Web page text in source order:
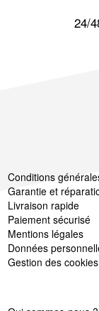
24/
Conditions
Garantie et
Livraison rapide
Paiement sécurisé
Mentions légales
Données
Gestion des cookies